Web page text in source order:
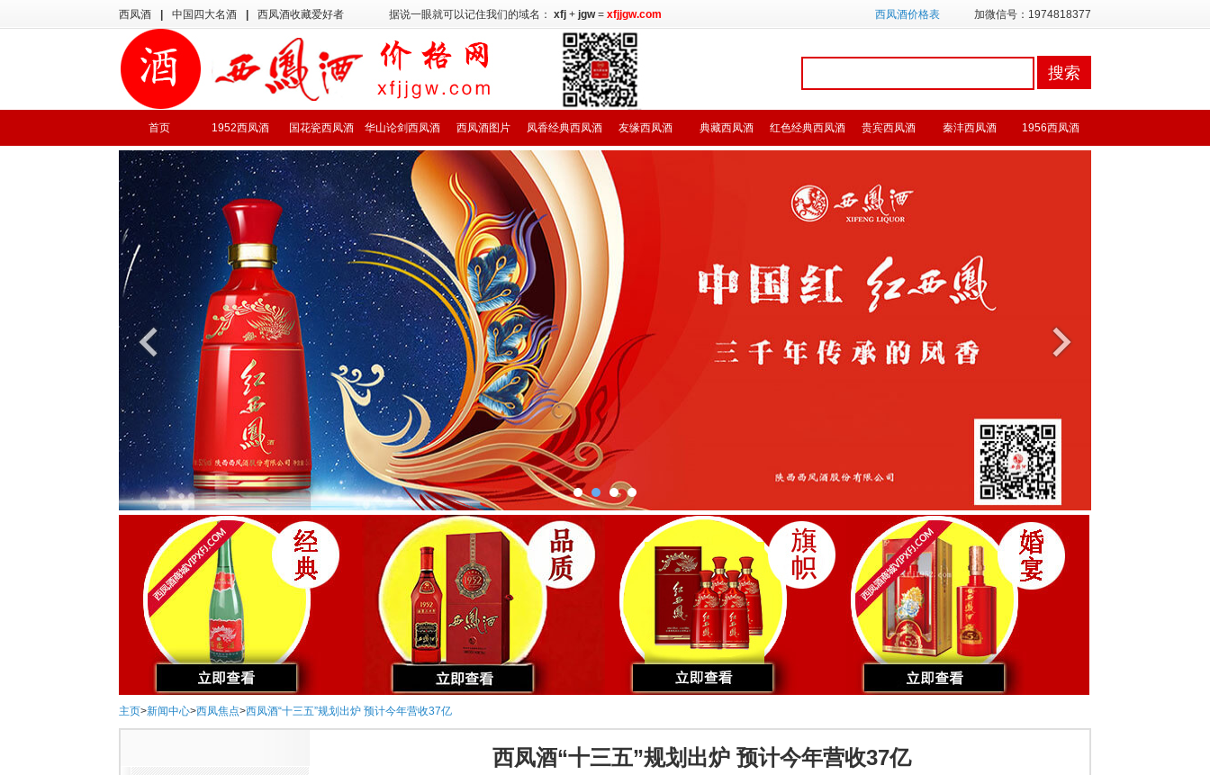
西凤酒 中国四大名酒 西凤酒收藏爱好者 据说一眼就可以记住我们的域名： xfj + jgw= xfjjgw.com 西凤酒价格表 加微信号：1974818377
首页 1952西凤酒 国花瓷西凤酒 华山论剑西凤酒 西凤酒图片 凤香经典西凤酒 友缘西凤酒 典藏西凤酒 红色经典西凤酒 贵宾西凤酒 秦沣西凤酒 1956西凤酒
主页>新闻中心>西凤焦点>西凤酒“十三五”规划出炉 预计今年营收37亿
西凤酒“十三五”规划出炉 预计今年营收37亿